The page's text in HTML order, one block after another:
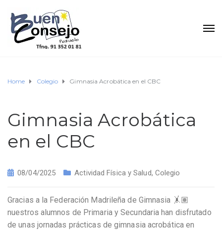
Home Colegio Gimnasia Acrobática en el CBC
Gimnasia Acrobática
en el CBC
08/04/2025 Actividad Física y Salud, Colegio
Gracias a la Federación Madrileña de Gimnasia 🤸🏽
nuestros alumnos de Primaria y Secundaria han disfrutado
de unas jornadas prácticas de gimnasia acrobática en